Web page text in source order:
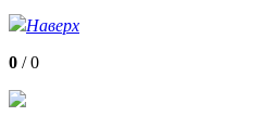
Наверх
0 /0